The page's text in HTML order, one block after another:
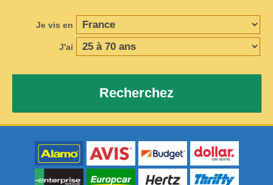
Je vis en
J'ai
Recherchez